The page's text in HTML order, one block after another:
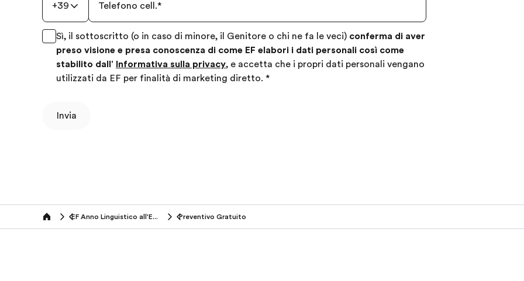
+39 Telefono cell.*
Sì, il sottoscritto (o in caso di minore, il Genitore o chi ne fa le veci) conferma di aver
preso visione e presa conoscenza di come EF elabori i dati personali così come
stabilito dall' Informativa sulla privacy, e accetta che i propri dati personali vengano
utilizzati da EF per finalità di marketing diretto. *
Invia
Home EF Anno Linguistico all'Estero Preventivo Gratuito